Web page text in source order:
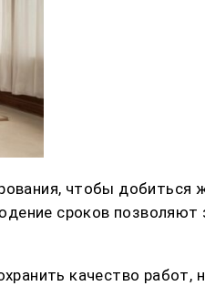
чтобы добиться
сроков
качество